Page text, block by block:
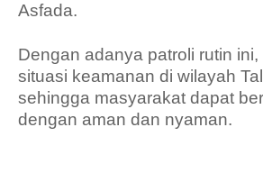
Asfada.
Dengan adanya patroli rutin
situasi keamanan di wilayah
sehingga masyarakat dapat
dengan aman dan nyaman.